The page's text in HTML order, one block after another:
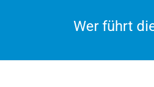
Wer führt